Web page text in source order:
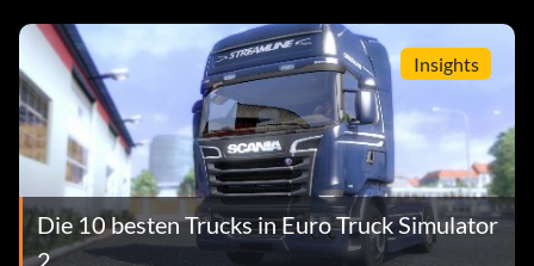
Insights
Die 10 besten Trucks in Euro Truck Simulator
2